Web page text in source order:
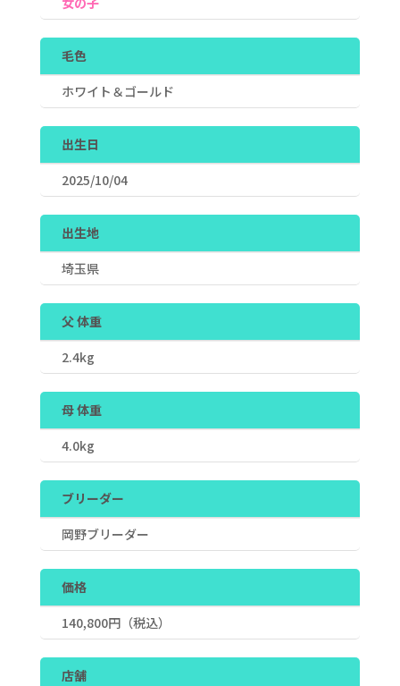
毛色
ホワイト＆ゴールド
出生日
2025/10/04
出生地
埼玉県
父 体重
2.4kg
母 体重
4.0kg
ブリーダー
岡野ブリーダー
価格
140,800円（税込）
店舗